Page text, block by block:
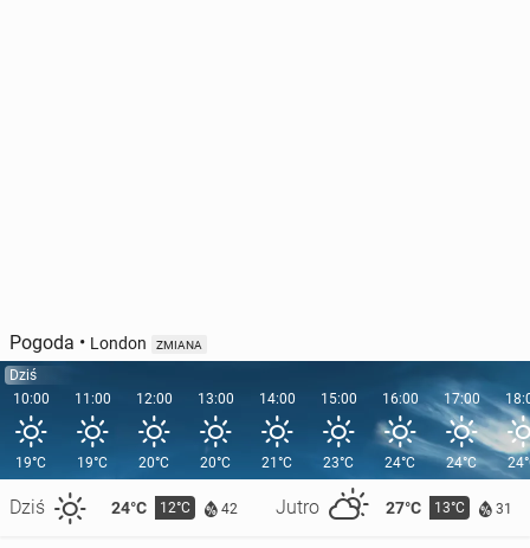
Pogoda • London ZMIANA
Dziś
10:00
19°C
Dziś 24°C 12°C 42 Jutro 27°C 13°C 31
11:00
19°C
12:00
20°C
13:00
20°C
14:00
21°C
15:00
23°C
16:00
24°C
17:00
24°C